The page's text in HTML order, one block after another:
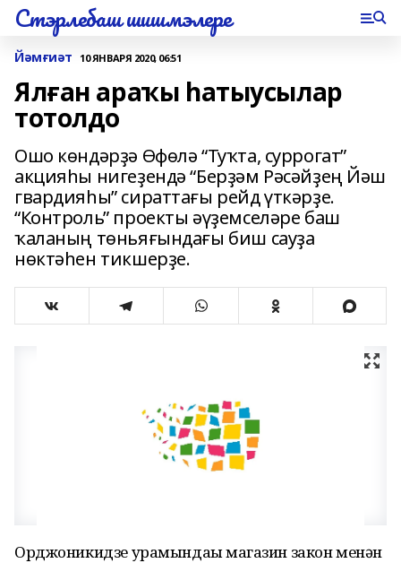
Стэрлебаш шишмэлере
Йәмғиәт 10 ЯНВАРЯ 2020, 06:51
Ялған араҡы һатыусылар
тотолдо
Ошо көндәрҙә Өфөлә “Туҡта, суррогат”
акцияһы нигеҙендә “Берҙәм Рәсәйҙең Йәш
гвардияһы” сираттағы рейд үткәрҙе.
“Контроль” проекты әүҙемселәре баш
ҡаланың төньяғындағы биш сауҙа
нөктәһен тикшерҙе.
Орджоникидзе урамындағы магазин закон менән